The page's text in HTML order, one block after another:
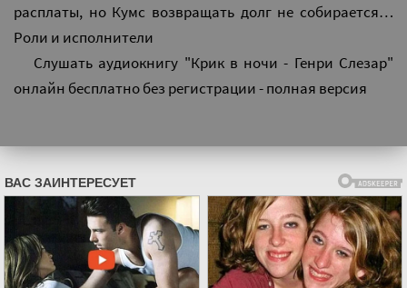
расплаты, но Кумс возвращать долг не собирается…
Роли и исполнители
Слушать аудиокнигу "Крик в ночи - Генри Слезар"
онлайн бесплатно без регистрации - полная версия